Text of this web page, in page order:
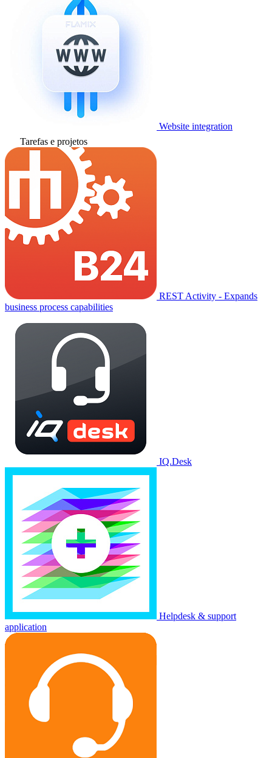
Website integration
Tarefas e projetos
REST Activity - Expands
business process capabilities
IQ.Desk
Helpdesk & support
application